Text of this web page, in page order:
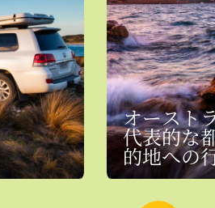
オースト
代表的な
的地への